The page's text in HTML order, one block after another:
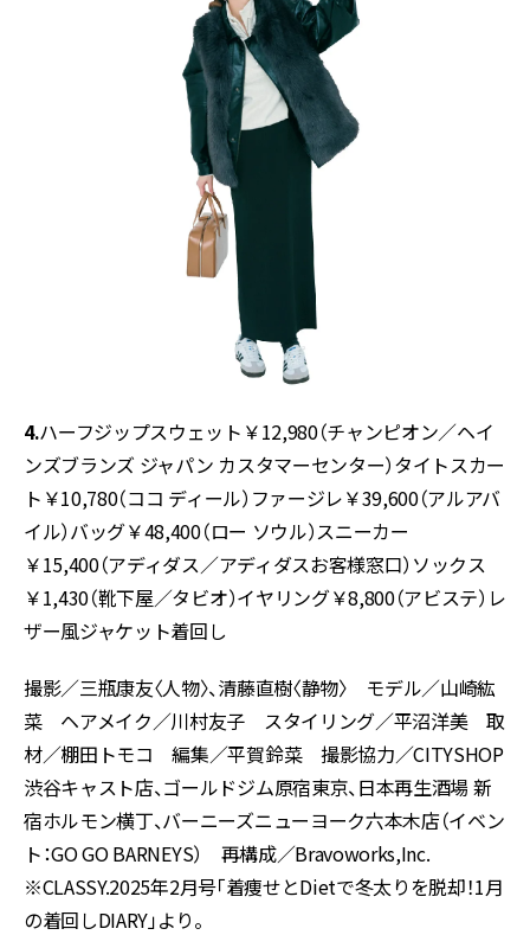
4.ハーフジップスウェット￥12,980（チャンピオン／ヘイ
ンズブランズ ジャパン カスタマーセンター）タイトスカー
ト￥10,780（ココ ディール）ファージレ￥39,600（アルアバ
イル）バッグ￥48,400（ロー ソウル）スニーカー
￥15,400（アディダス／アディダスお客様窓口）ソックス
￥1,430（靴下屋／タビオ）イヤリング￥8,800（アビステ）レ
ザー風ジャケット着回し
撮影／三瓶康友〈人物〉、清藤直樹〈静物〉 モデル／山崎紘
菜 ヘアメイク／川村友子 スタイリング／平沼洋美 取
材／棚田トモコ 編集／平賀鈴菜 撮影協力／CITYSHOP
渋谷キャスト店、ゴールドジム原宿東京、日本再生酒場 新
宿ホルモン横丁、バーニーズニューヨーク六本木店（イベン
ト：GO GO BARNEYS） 再構成／Bravoworks,Inc.
※CLASSY.2025年2月号「着痩せとDietで冬太りを脱却！1月
の着回しDIARY」より。